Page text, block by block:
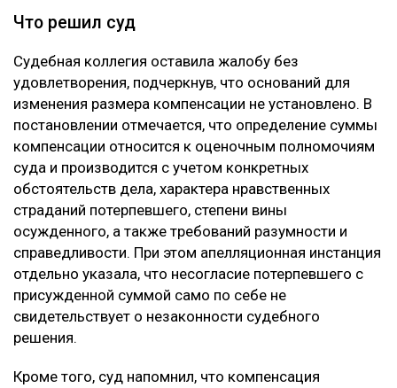
Что решил суд
Судебная коллегия оставила жалобу без
удовлетворения, подчеркнув, что оснований для
изменения размера компенсации не установлено. В
постановлении отмечается, что определение суммы
компенсации относится к оценочным полномочиям
суда и производится с учетом конкретных
обстоятельств дела, характера нравственных
страданий потерпевшего, степени вины
осужденного, а также требований разумности и
справедливости. При этом апелляционная инстанция
отдельно указала, что несогласие потерпевшего с
присужденной суммой само по себе не
свидетельствует о незаконности судебного
решения.
Кроме того, суд напомнил, что компенсация